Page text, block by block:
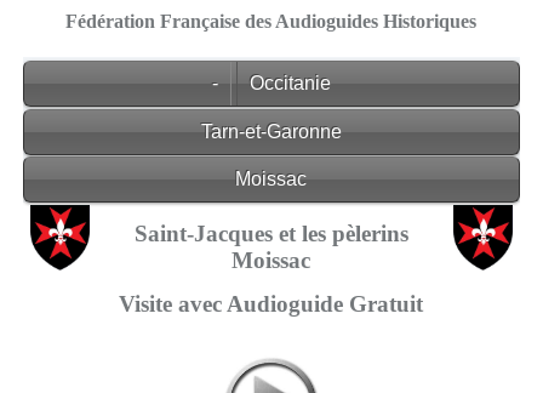
Fédération Française des Audioguides Historiques
- Occitanie
Tarn-et-Garonne
Moissac
Saint-Jacques et les pèlerins
Moissac
Visite avec Audioguide Gratuit